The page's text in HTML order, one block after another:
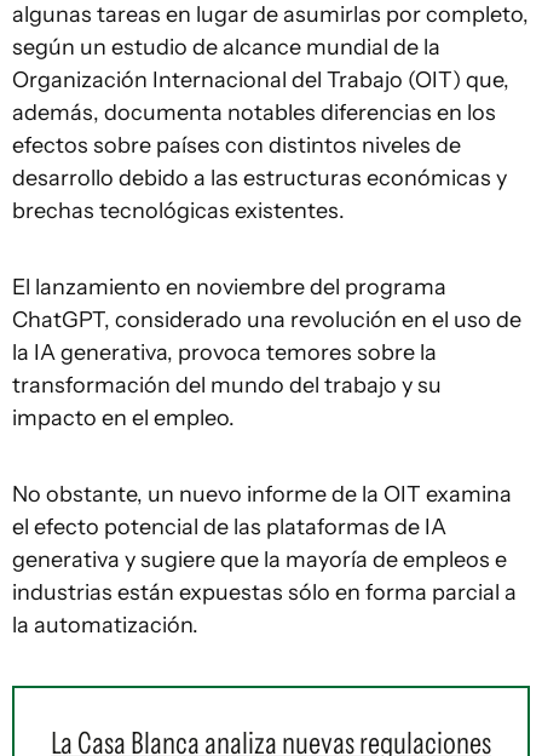
algunas tareas en lugar de asumirlas por completo,
según un estudio de alcance mundial de la
Organización Internacional del Trabajo (OIT) que,
además, documenta notables diferencias en los
efectos sobre países con distintos niveles de
desarrollo debido a las estructuras económicas y
brechas tecnológicas existentes.
El lanzamiento en noviembre del programa
ChatGPT, considerado una revolución en el uso de
la IA generativa, provoca temores sobre la
transformación del mundo del trabajo y su
impacto en el empleo.
No obstante, un nuevo informe de la OIT examina
el efecto potencial de las plataformas de IA
generativa y sugiere que la mayoría de empleos e
industrias están expuestas sólo en forma parcial a
la automatización.
La Casa Blanca analiza nuevas regulaciones